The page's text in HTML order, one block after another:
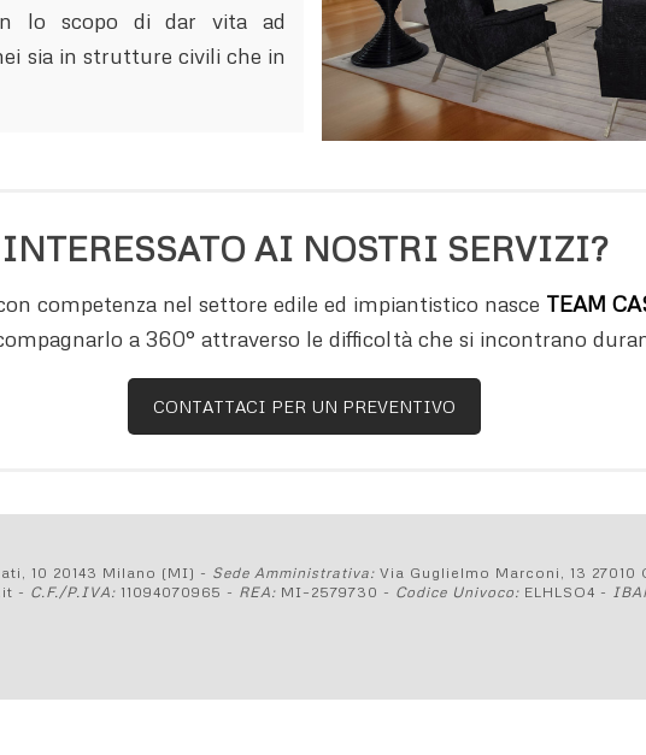
lo scopo di dar vita ad
sia in strutture civili che in
INTERESSATO AI NOSTRI SERVIZI?
competenza nel settore edile ed impiantistico nasce TEAM
a 360° attraverso le difficoltà che si incontrano
CONTATTACI PER UN PREVENTIVO
10 20143 Milano (MI) - Sede Amministrativa: Via Guglielmo Marconi, 13 27010
- C.F./P.IVA: 11094070965 - REA: MI–2579730 - Codice Univoco: ELHLSO4 -